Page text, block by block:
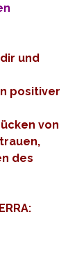
und
positiver
von
des